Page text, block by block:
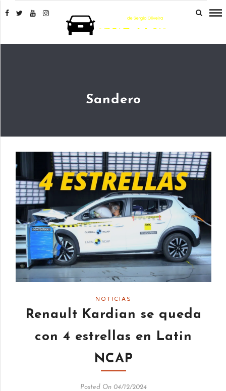
Sandero
NOTICIAS
Renault Kardian se queda
con 4 estrellas en Latin
NCAP
Posted On 04/12/2024